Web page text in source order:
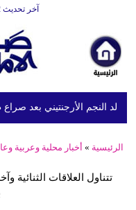
آخر تحديث 17:06:42 بتوقيت أبوظبي
النجم الأرجنتيني بعد صراع
الرئيسية » أخبار محلية وعربية
تتناول العلاقات